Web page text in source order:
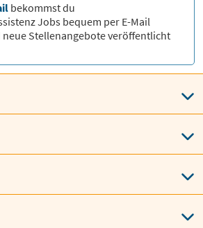
bekommst du
Jobs bequem per E-Mail
Stellenangebote veröffentlicht